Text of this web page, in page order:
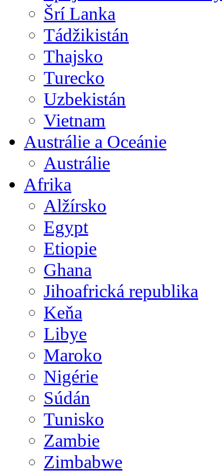
Šrí Lanka
Tádžikistán
Thajsko
Turecko
Uzbekistán
Vietnam
Austrálie a Oceánie
Austrálie
Afrika
Alžírsko
Egypt
Etiopie
Ghana
Jihoafrická republika
Keňa
Libye
Maroko
Nigérie
Súdán
Tunisko
Zambie
Zimbabwe